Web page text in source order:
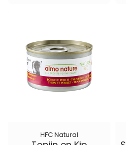
HFC Natural